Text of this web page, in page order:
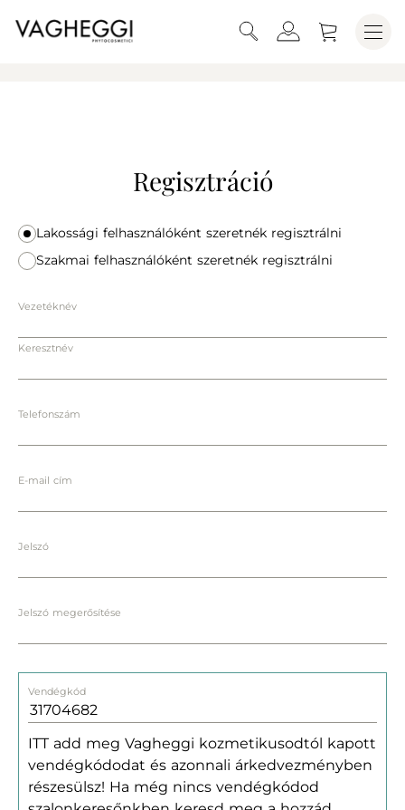
Regisztráció
Lakossági felhasználóként szeretnék regisztrálni
Szakmai felhasználóként szeretnék regisztrálni
Vezetéknév
Keresztnév
Telefonszám
E-mail cím
Jelszó
Jelszó megerősítése
Vendégkód
ITT add meg Vagheggi kozmetikusodtól kapott
vendégkódodat és azonnali árkedvezményben
részesülsz! Ha még nincs vendégkódod